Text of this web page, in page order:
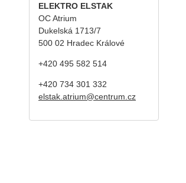
ELEKTRO ELSTAK
OC Atrium
Dukelská 1713/7
500 02 Hradec Králové
+420 495 582 514
+420 734 301 332
elstak.atrium@centrum.cz